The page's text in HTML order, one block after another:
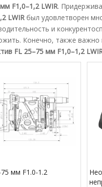
F1,0–1,2 LWIR.
LWIRбыл удовлетворен
и
Конечно, также важно
FL 25–75 мм F1,0–1,2
мм F1.0-1.2